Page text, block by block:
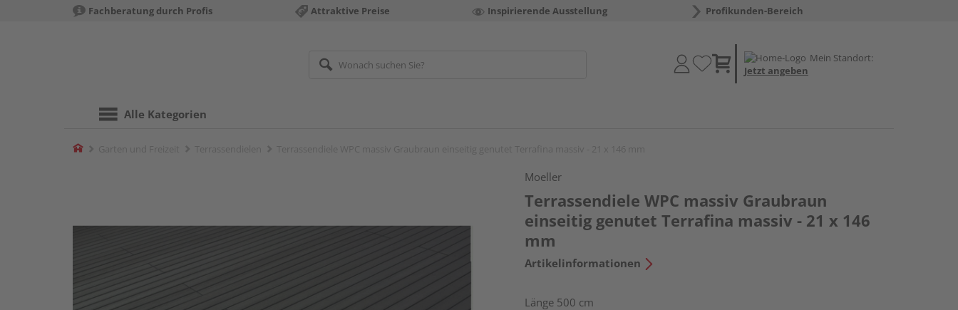
Fachberatung durch Profis Attraktive Preise Inspirierende Ausstellung Profikunden-Bereich
Mein Standort:
Jetzt angeben
Alle Kategorien
Home
Moeller
Terrassendiele WPC massiv Graubraun
einseitig genutet Terrafina massiv - 21 x 146
mm
Artikelinformationen
Länge 500 cm